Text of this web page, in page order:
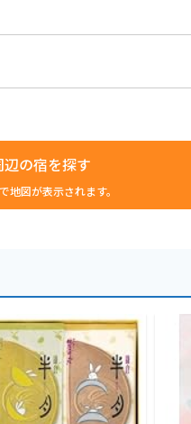
辺の宿を探す
地図が表示されます。